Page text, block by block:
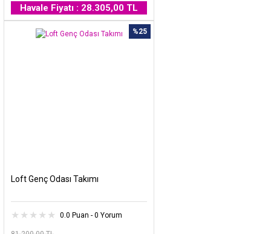
Havale Fiyatı : 28.305,00 TL
%25
Loft Genç Odası Takımı
0.0 Puan - 0 Yorum